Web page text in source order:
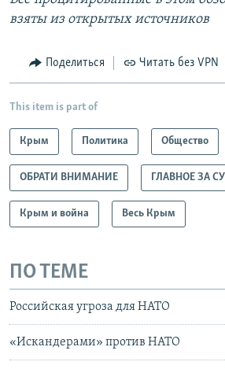
взяты из открытых источников
Поделиться Читать без VPN
This item is part of
Крым Политика Общество
ОБРАТИ ВНИМАНИЕ ГЛАВНОЕ ЗА
Крым и война Весь Крым
ПО ТЕМЕ
Российская угроза для НАТО
«Искандерами» против НАТО